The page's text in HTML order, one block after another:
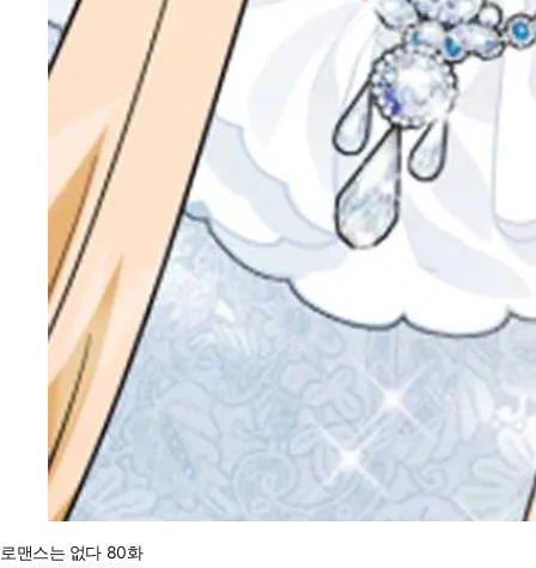
로맨스는 없다 80화